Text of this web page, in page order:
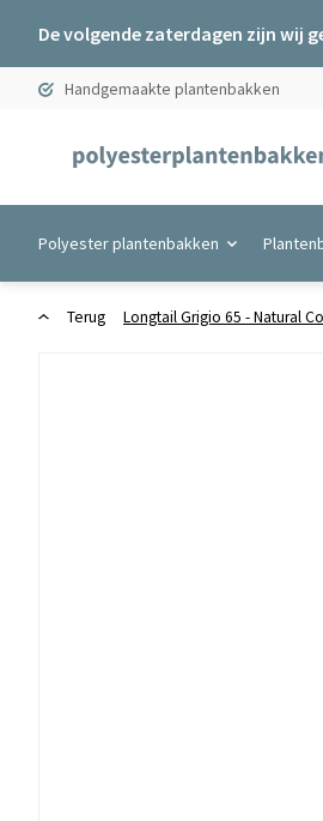
De volgende zaterdagen zijn wij
Handgemaakte plantenbakken
Polyester plantenbakken
Terug Longtail Grigio 65 - Natural